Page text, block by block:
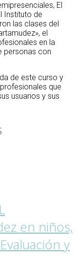
El
Instituto de
las clases del
el
en la
personas con
de este curso y
que
usuarios y sus
en niños,
y